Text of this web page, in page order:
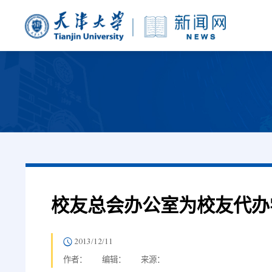
校友总会办公室为校友代
2013/12/11
作者： 编辑： 来源：